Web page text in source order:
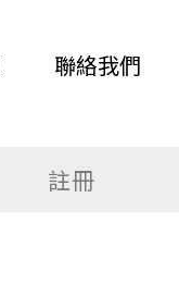
聯絡我們
註冊